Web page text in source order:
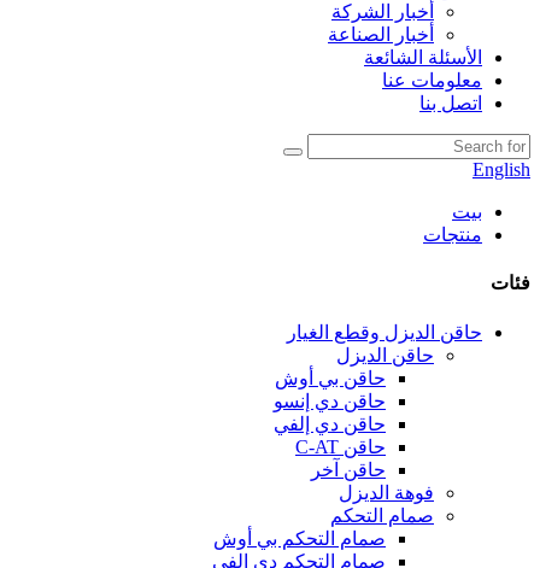
أخبار الشركة
أخبار الصناعة
الأسئلة الشائعة
معلومات عنا
اتصل بنا
English
بيت
منتجات
فئات
حاقن الديزل وقطع الغيار
حاقن الديزل
حاقن بي أوش
حاقن دي إنسو
حاقن دي إلفي
حاقن C-AT
حاقن آخر
فوهة الديزل
صمام التحكم
صمام التحكم بي أوش
صمام التحكم دي إلفي